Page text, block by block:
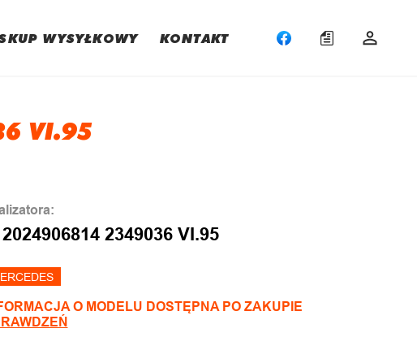
WYSYŁKOWY KONTAKT
VI.95
2349036 VI.95
O MODELU DOSTĘPNA PO ZAKUPIE